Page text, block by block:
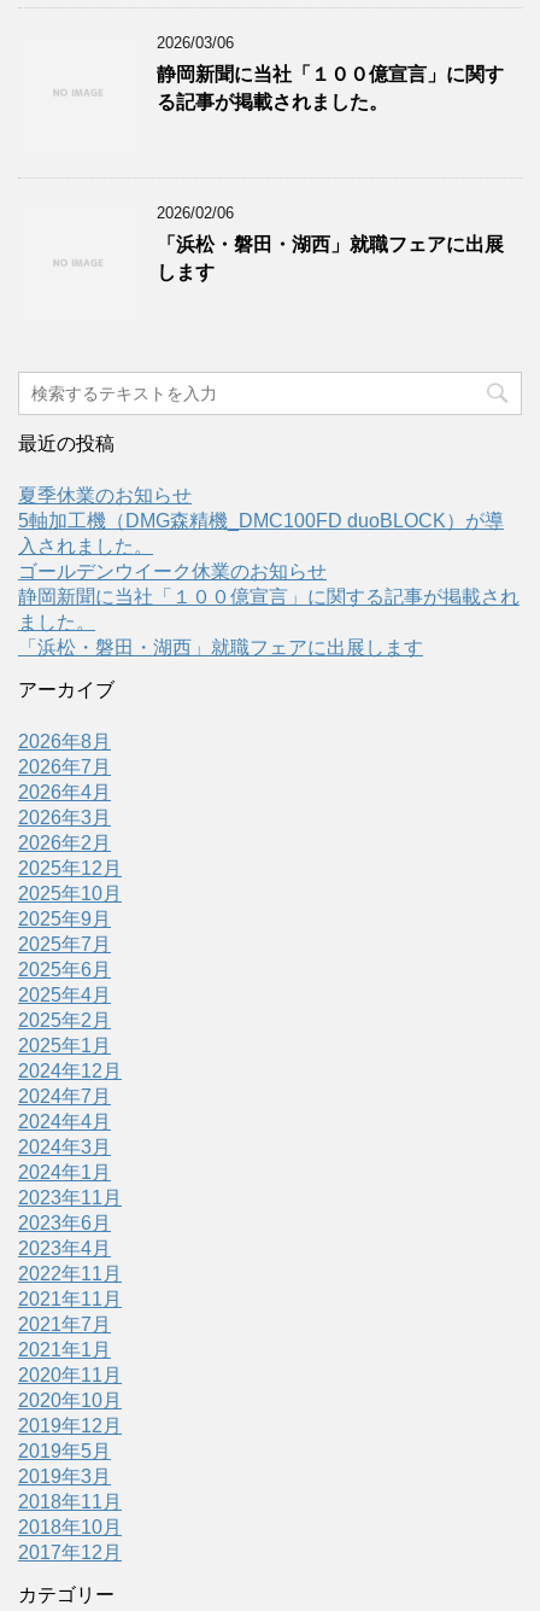
2026/03/06
静岡新聞に当社「１００億宣言」に関す
る記事が掲載されました。
2026/02/06
「浜松・磐田・湖西」就職フェアに出展
します
最近の投稿
夏季休業のお知らせ
5軸加工機（DMG森精機_DMC100FD duoBLOCK）が導
入されました。
ゴールデンウイーク休業のお知らせ
静岡新聞に当社「１００億宣言」に関する記事が掲載され
ました。
「浜松・磐田・湖西」就職フェアに出展します
アーカイブ
2026年8月
2026年7月
2026年4月
2026年3月
2026年2月
2025年12月
2025年10月
2025年9月
2025年7月
2025年6月
2025年4月
2025年2月
2025年1月
2024年12月
2024年7月
2024年4月
2024年3月
2024年1月
2023年11月
2023年6月
2023年4月
2022年11月
2021年11月
2021年7月
2021年1月
2020年11月
2020年10月
2019年12月
2019年5月
2019年3月
2018年11月
2018年10月
2017年12月
カテゴリー